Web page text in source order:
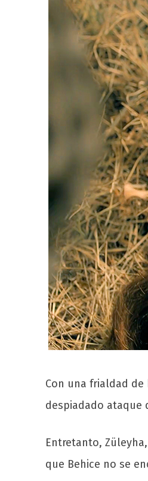
Con una frialdad de
despiadado ataque
Entretanto,
que Behice no se